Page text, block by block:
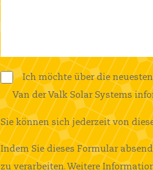
Ich möchte über die
Van der Valk Solar Systems
Sie können sich jederzeit von
Indem Sie dieses Formular
zu verarbeiten. Weitere